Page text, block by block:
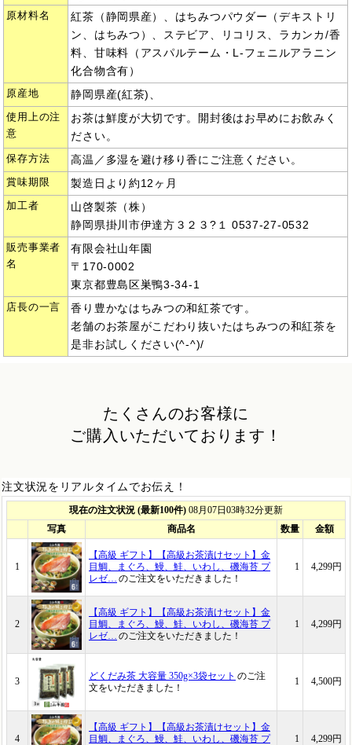
原材料名
紅茶（静岡県産）、はちみつパウダー（デキストリ
ン、はちみつ）、ステビア、リコリス、ラカンカ/香
料、甘味料（アスパルテーム・L-フェニルアラニン
化合物含有）
原産地 静岡県産(紅茶)、
使用上の注
意
お茶は鮮度が大切です。開封後はお早めにお飲みく
ださい。
保存方法 高温／多湿を避け移り香にご注意ください。
賞味期限 製造日より約12ヶ月
加工者
山啓製茶（株）
静岡県掛川市伊達方３２３?１ 0537-27-0532
販売事業者
名
有限会社山年園
〒170-0002
東京都豊島区巣鴨3-34-1
店長の一言
香り豊かなはちみつの和紅茶です。
老舗のお茶屋がこだわり抜いたはちみつの和紅茶を
是非お試しください(^-^)/
たくさんのお客様に
ご購入いただいております！
注文状況をリアルタイムでお伝え！